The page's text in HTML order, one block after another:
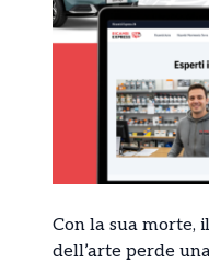
Con la sua morte,
dell’arte perde